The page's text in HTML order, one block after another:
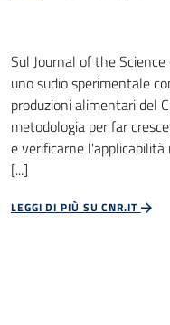
Sul Journal of the
uno sudio sperimentale
produzioni alimentari del
metodologia per far
e verificarne
[...]
LEGGI DI PIÙ SU CNR.IT